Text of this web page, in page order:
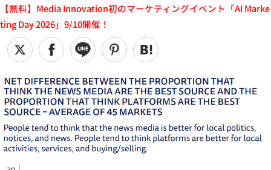
【無料】Media Innovation初のマーケティングイベント「AI Marke
ting Day 2026」9/10開催！